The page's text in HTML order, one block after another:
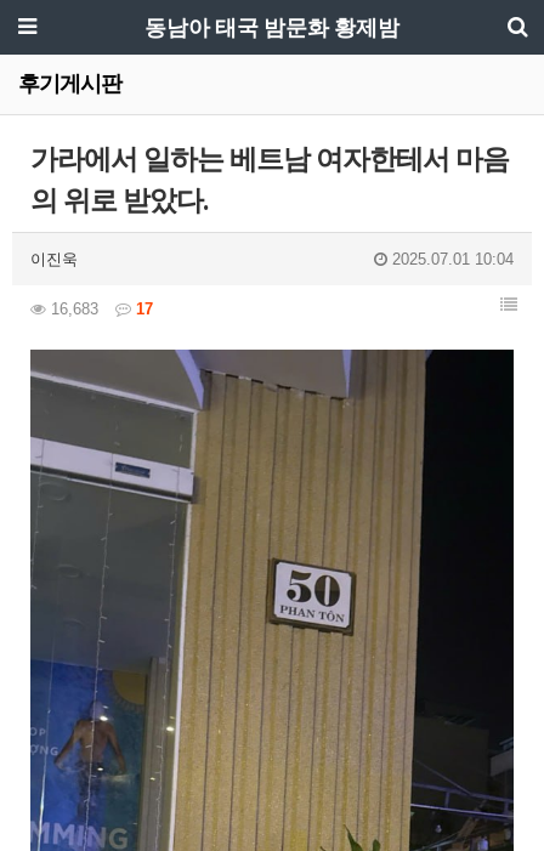
동남아 태국 밤문화 황제밤
후기게시판
가라에서 일하는 베트남 여자한테서 마음
의 위로 받았다.
이진욱 2025.07.01 10:04
16,683 17